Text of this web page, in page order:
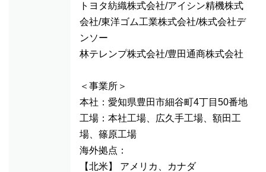
トヨタ紡織株式会社/アイシン精機株式
会社/東洋ゴム工業株式会社/株式会社デ
ンソー
林テレンプ株式会社/豊田通商株式会社
＜事業所＞
本社：愛知県豊田市細谷町4丁目50番地
工場：本社工場、広久手工場、額田工
場、篠原工場
海外拠点：
【北米】 アメリカ、カナダ